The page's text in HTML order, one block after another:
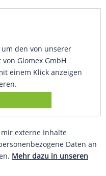
den von unserer
Glomex GmbH
einem Klick anzeigen
externe Inhalte
Daten an
Mehr dazu in unseren